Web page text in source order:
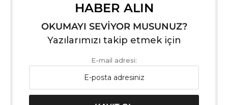
HABER ALIN
OKUMAYI SEVİYOR MUSUNUZ?
Yazılarımızı takip etmek için
E-mail adresi: